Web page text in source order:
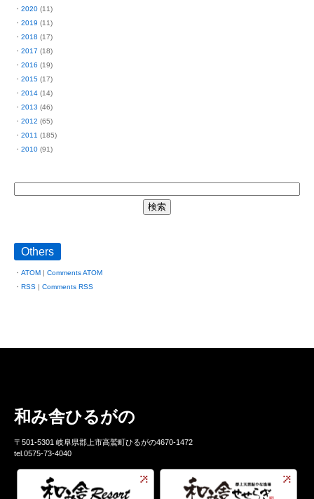
2020 (11)
2019 (11)
2018 (17)
2017 (18)
2016 (19)
2015 (17)
2014 (14)
2013 (46)
2012 (65)
2011 (185)
2010 (91)
Others
ATOM | Comments ATOM
RSS | Comments RSS
和み舎ひるがの
〒501-5301 岐阜県郡上市高鷲町ひるがの4670-1472
tel.0575-73-4040